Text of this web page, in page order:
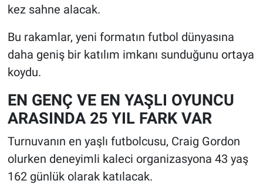
kez sahne alacak.
Bu rakamlar, yeni formatın futbol dünyasına
daha geniş bir katılım imkanı sunduğunu ortaya
koydu.
EN GENÇ VE EN YAŞLI OYUNCU
ARASINDA 25 YIL FARK VAR
Turnuvanın en yaşlı futbolcusu, Craig Gordon
olurken deneyimli kaleci organizasyona 43 yaş
162 günlük olarak katılacak.